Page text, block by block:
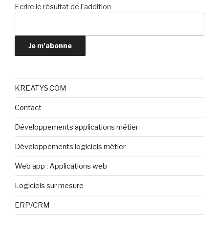
Ecrire le résultat de l'addition
Je m'abonne
KREATYS.COM
Contact
Développements applications métier
Développements logiciels métier
Web app : Applications web
Logiciels sur mesure
ERP/CRM